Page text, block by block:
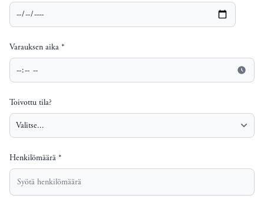
Varauksen aika *
Toivottu tila?
Henkilömäärä *